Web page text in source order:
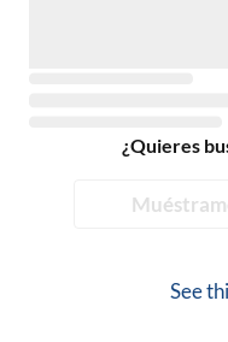
¿Quieres
See